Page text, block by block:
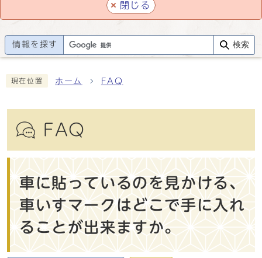
閉じる
情報を探す 検索
現在位置 ホーム FAQ
FAQ
車に貼っているのを見かける、
車いすマークはどこで手に入れ
ることが出来ますか。